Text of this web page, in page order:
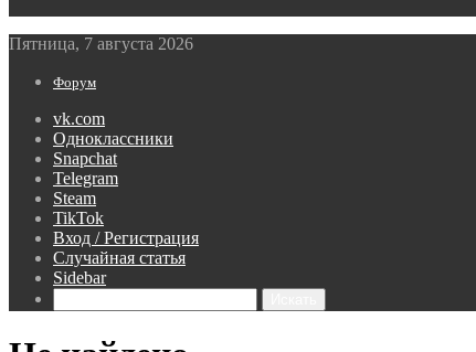
Пятница, 7 августа 2026
Форум
vk.com
Одноклассники
Snapchat
Telegram
Steam
TikTok
Вход / Регистрация
Случайная статья
Sidebar